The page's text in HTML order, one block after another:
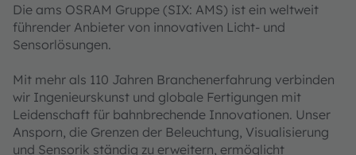
Die ams OSRAM Gruppe (SIX: AMS) ist ein weltweit
führender Anbieter von innovativen Licht- und
Sensorlösungen.
Mit mehr als 110 Jahren Branchenerfahrung verbinden
wir Ingenieurskunst und globale Fertigungen mit
Leidenschaft für bahnbrechende Innovationen. Unser
Ansporn, die Grenzen der Beleuchtung, Visualisierung
und Sensorik ständig zu erweitern, ermöglicht